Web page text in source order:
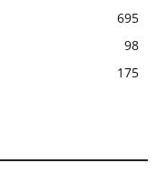
695
98
175